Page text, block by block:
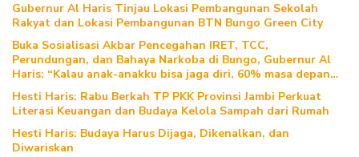
Gubernur Al Haris Tinjau Lokasi Pembangunan Sekolah
Rakyat dan Lokasi Pembangunan BTN Bungo Green City
Buka Sosialisasi Akbar Pencegahan IRET, TCC,
Perundungan, dan Bahaya Narkoba di Bungo, Gubernur Al
Haris: “Kalau anak-anakku bisa jaga diri, 60% masa depan
sudah ada di tangan”
Hesti Haris: Rabu Berkah TP PKK Provinsi Jambi Perkuat
Literasi Keuangan dan Budaya Kelola Sampah dari Rumah
Hesti Haris: Budaya Harus Dijaga, Dikenalkan, dan
Diwariskan